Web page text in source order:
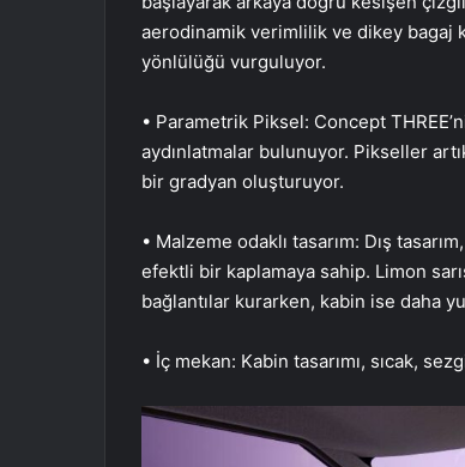
aerodinamik verimlilik ve dikey bagaj
yönlülüğü vurguluyor.
• Parametrik Piksel: Concept
aydınlatmalar bulunuyor. Pikseller
bir gradyan oluşturuyor.
• Malzeme odaklı tasarım: Dış
efektli bir kaplamaya sahip. Limon
bağlantılar kurarken, kabin ise daha
• İç mekan: Kabin tasarımı, sıcak,